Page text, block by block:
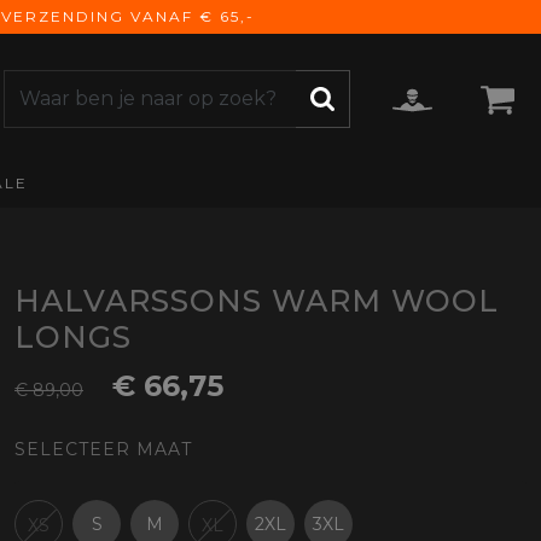
VANAF € 65,-
HALVARSSONS WARM WOOL
LONGS
€ 89,00 € 66,75
SELECTEER MAAT
XS S M XL 2XL 3XL